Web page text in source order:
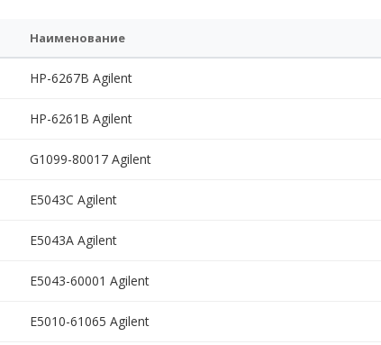
Наименование
HP-6267B Agilent
HP-6261B Agilent
G1099-80017 Agilent
E5043C Agilent
E5043A Agilent
E5043-60001 Agilent
E5010-61065 Agilent